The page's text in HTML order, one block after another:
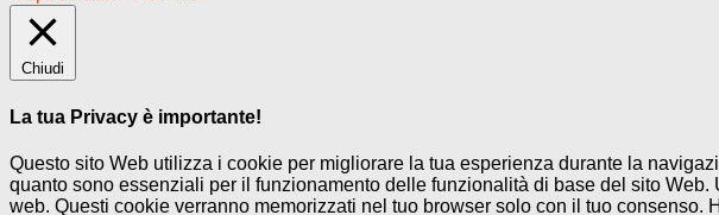
Chiudi
La tua Privacy è importante!
Questo sito Web utilizza i cookie per migliorare la tua esperienza durante la
quanto sono essenziali per il funzionamento delle funzionalità di base del sito
web. Questi cookie verranno memorizzati nel tuo browser solo con il tuo